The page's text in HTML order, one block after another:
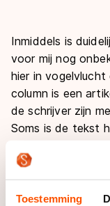
Toestemming
Inmiddels is
voor mij nog
hier in vogelvlucht
column is een
de schrijver zijn
Soms is de tekst
de schrijver/
Een column